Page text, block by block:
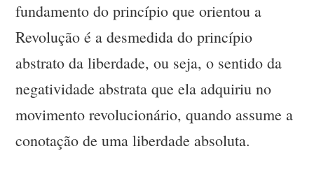
fundamento do princípio que orientou a
Revolução é a desmedida do princípio
abstrato da liberdade, ou seja, o sentido da
negatividade abstrata que ela adquiriu no
movimento revolucionário, quando assume a
conotação de uma liberdade absoluta.